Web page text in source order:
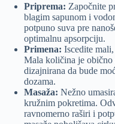
Priprema: Započnite
blagim sapunom i
potpuno suva pre
optimalnu apsorpciju.
Primena: Iscedite
Mala količina je
dizajnirana da bude
dozama.
Masaža: Nežno
kružnim pokretima.
ravnomerno raširi i